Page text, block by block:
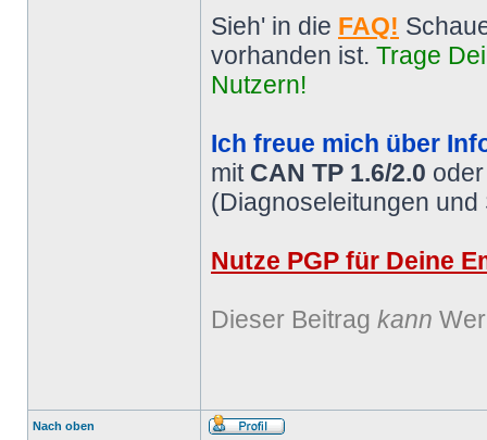
Sieh' in die FAQ!
vorhanden ist. Trage
Nutzern!
Ich freue mich über
mit CAN TP 1.6/2.0
(Diagnoseleitungen
Nutze PGP für Deine
Dieser Beitrag kann
Nach oben